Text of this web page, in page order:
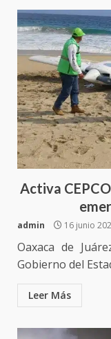
Activa
admin 16 junio
Oaxaca de
Gobierno del
Leer Más